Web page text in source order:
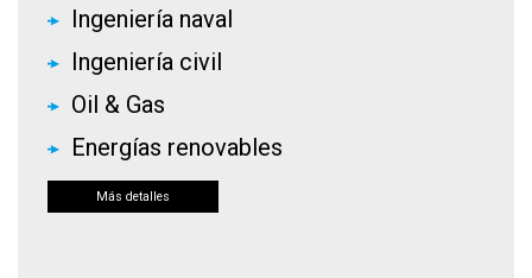
Ingeniería naval
Ingeniería civil
Oil & Gas
Energías renovables
Más detalles